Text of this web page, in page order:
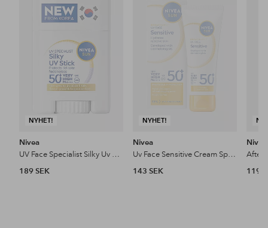
NYHET!
Nivea
UV Face Specialist Silky Uv Stick Spf 50+ 15 ml
189 SEK
NYHET!
Nivea
Uv Face Sensitive Cream Spf 50+ 40 Ml
143 SEK
Nivea
After
119